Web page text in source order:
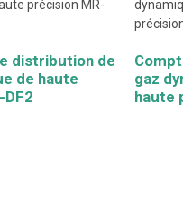
distribution de
de haute
gaz
haute